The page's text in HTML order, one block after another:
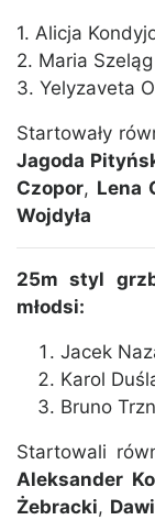
1. Alicja
2. Maria
3. Yelyzaveta
Startowały
Jagoda
Czopor, Lena
Wojdyła
25m styl
młodsi:
Jacek
Karol
Bruno
Startowali
Aleksander
Żebracki,